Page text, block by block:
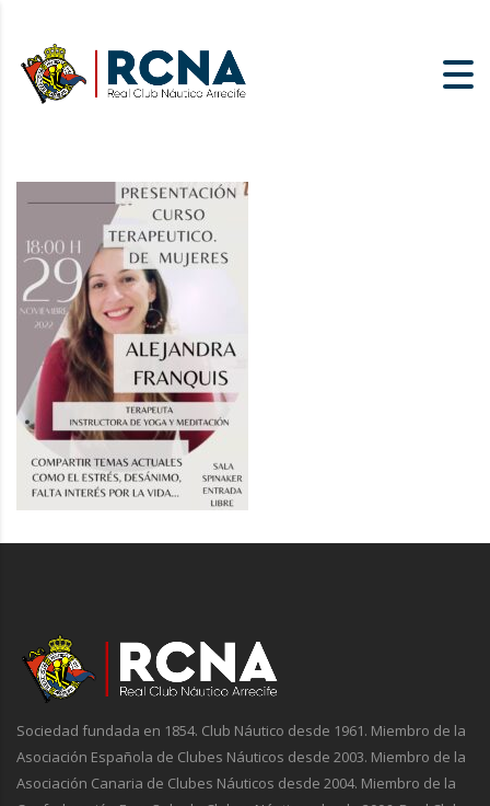
Sociedad fundada en 1854. Club Náutico desde 1961. Miembro de la
Asociación Española de Clubes Náuticos desde 2003. Miembro de la
Asociación Canaria de Clubes Náuticos desde 2004. Miembro de la